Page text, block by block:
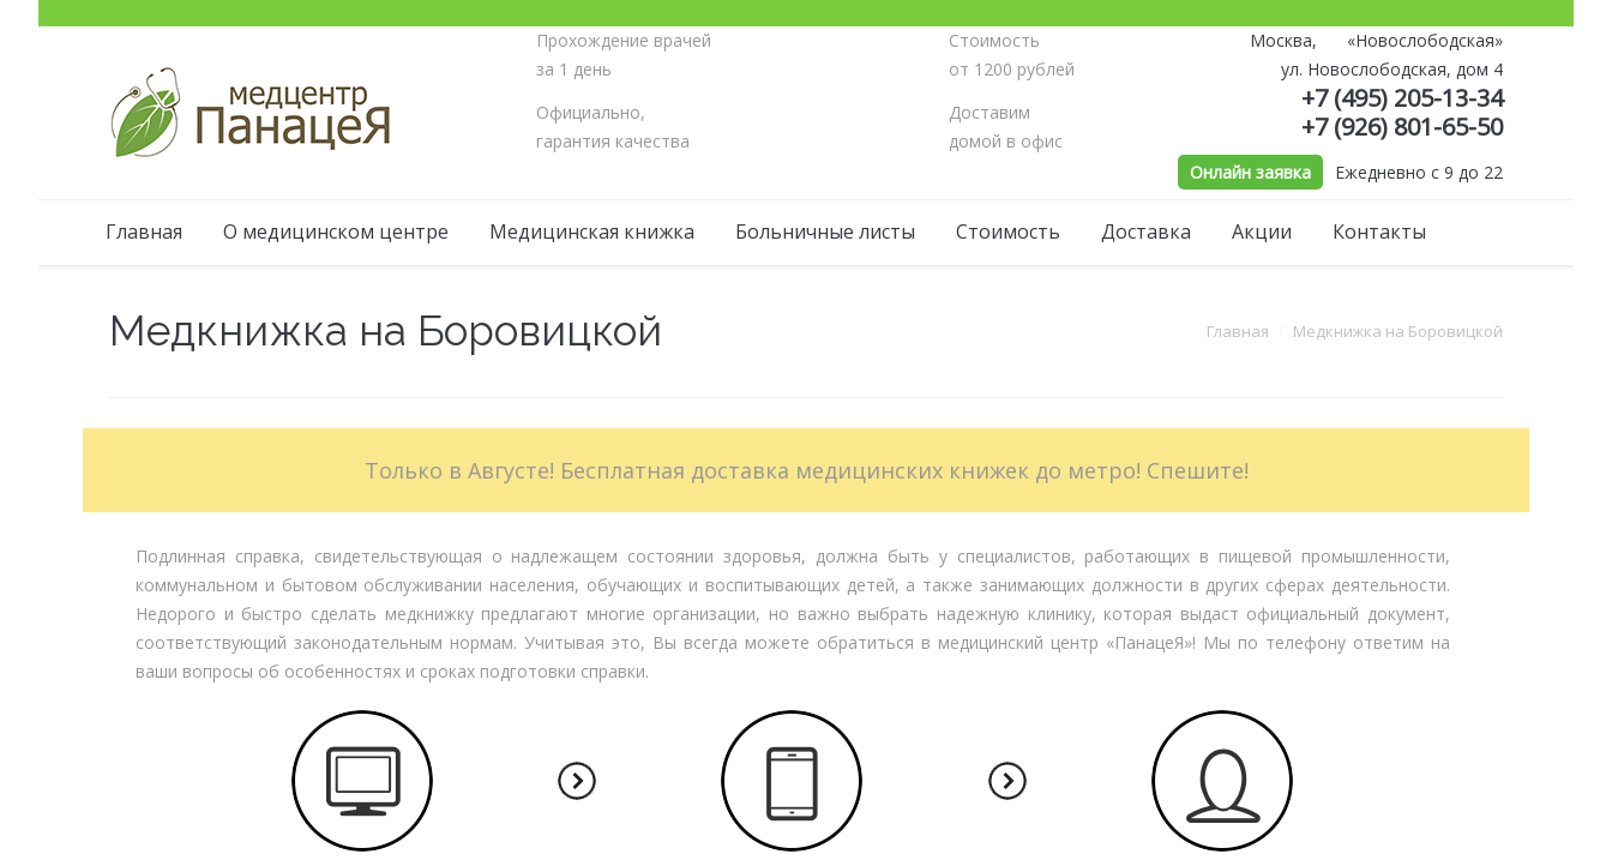
Прохождение врачей
за 1 день
Стоимость
от 1200 рублей
Официально,
гарантия качества
Доставим
домой в офис
Москва,
«Новослободская»
ул. Новослободская, дом 4
+7 (495) 205-13-34
+7 (926) 801-65-50
Онлайн заявка Ежедневно с 9 до 22
Главная О медицинском центре Медицинская книжка Больничные листы Стоимость Доставка Акции Контакты
Медкнижка на Боровицкой Главная Медкнижка на Боровицкой
Только в Августе! Бесплатная доставка медицинских книжек до метро! Спешите!
Подлинная справка, свидетельствующая о надлежащем состоянии здоровья, должна быть у специалистов, работающих в пищевой промышленности,
коммунальном и бытовом обслуживании населения, обучающих и воспитывающих детей, а также занимающих должности в других сферах деятельности.
Недорого и быстро сделать медкнижку предлагают многие организации, но важно выбрать надежную клинику, которая выдаст официальный документ,
соответствующий законодательным нормам. Учитывая это, Вы всегда можете обратиться в медицинский центр «ПанацеЯ»! Мы по телефону ответим на
ваши вопросы об особенностях и сроках подготовки справки.